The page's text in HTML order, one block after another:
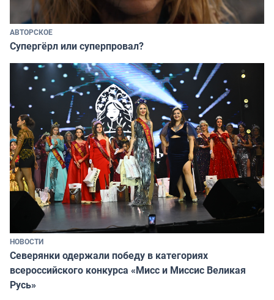
АВТОРСКОЕ
Супергёрл или суперпровал?
НОВОСТИ
Северянки одержали победу в категориях
всероссийского конкурса «Мисс и Миссис Великая
Русь»